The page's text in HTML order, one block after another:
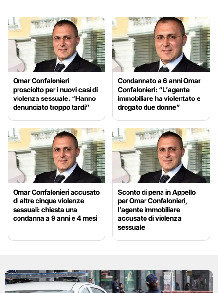
Omar Confalonieri
prosciolto per i nuovi casi di
violenza sessuale: “Hanno
denunciato troppo tardi”
Condannato a 6 anni Omar
Confalonieri: “L’agente
immobiliare ha violentato e
drogato due donne”
Omar Confalonieri accusato
di altre cinque violenze
sessuali: chiesta una
condanna a 9 anni e 4 mesi
Sconto di pena in Appello
per Omar Confalonieri,
l’agente immobiliare
accusato di violenza
sessuale